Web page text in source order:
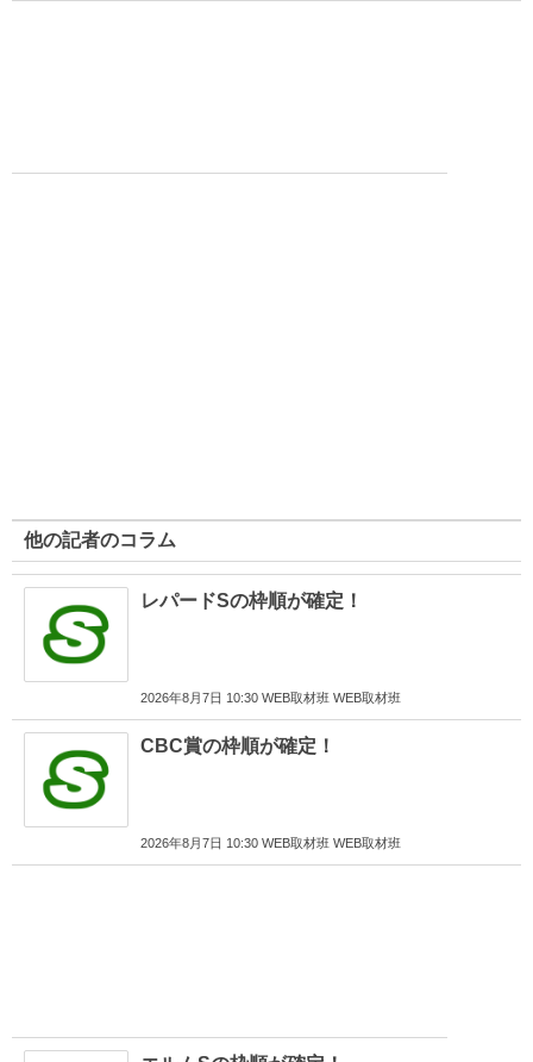
他の記者のコラム
レパードSの枠順が確定！
2026年8月7日 10:30 WEB取材班 WEB取材班
CBC賞の枠順が確定！
2026年8月7日 10:30 WEB取材班 WEB取材班